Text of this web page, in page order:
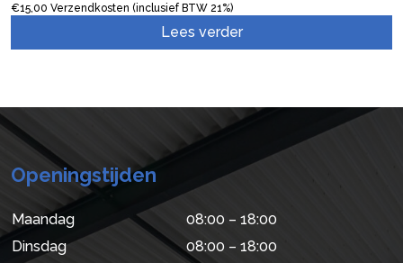
€15,00 Verzendkosten (inclusief BTW 21%)
Lees verder
Openingstijden
Maandag
08:00 – 18:00
Dinsdag
08:00 – 18:00